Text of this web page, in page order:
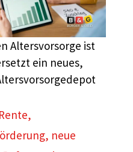
Altersvorsorge ist
ein neues,
,
, neue